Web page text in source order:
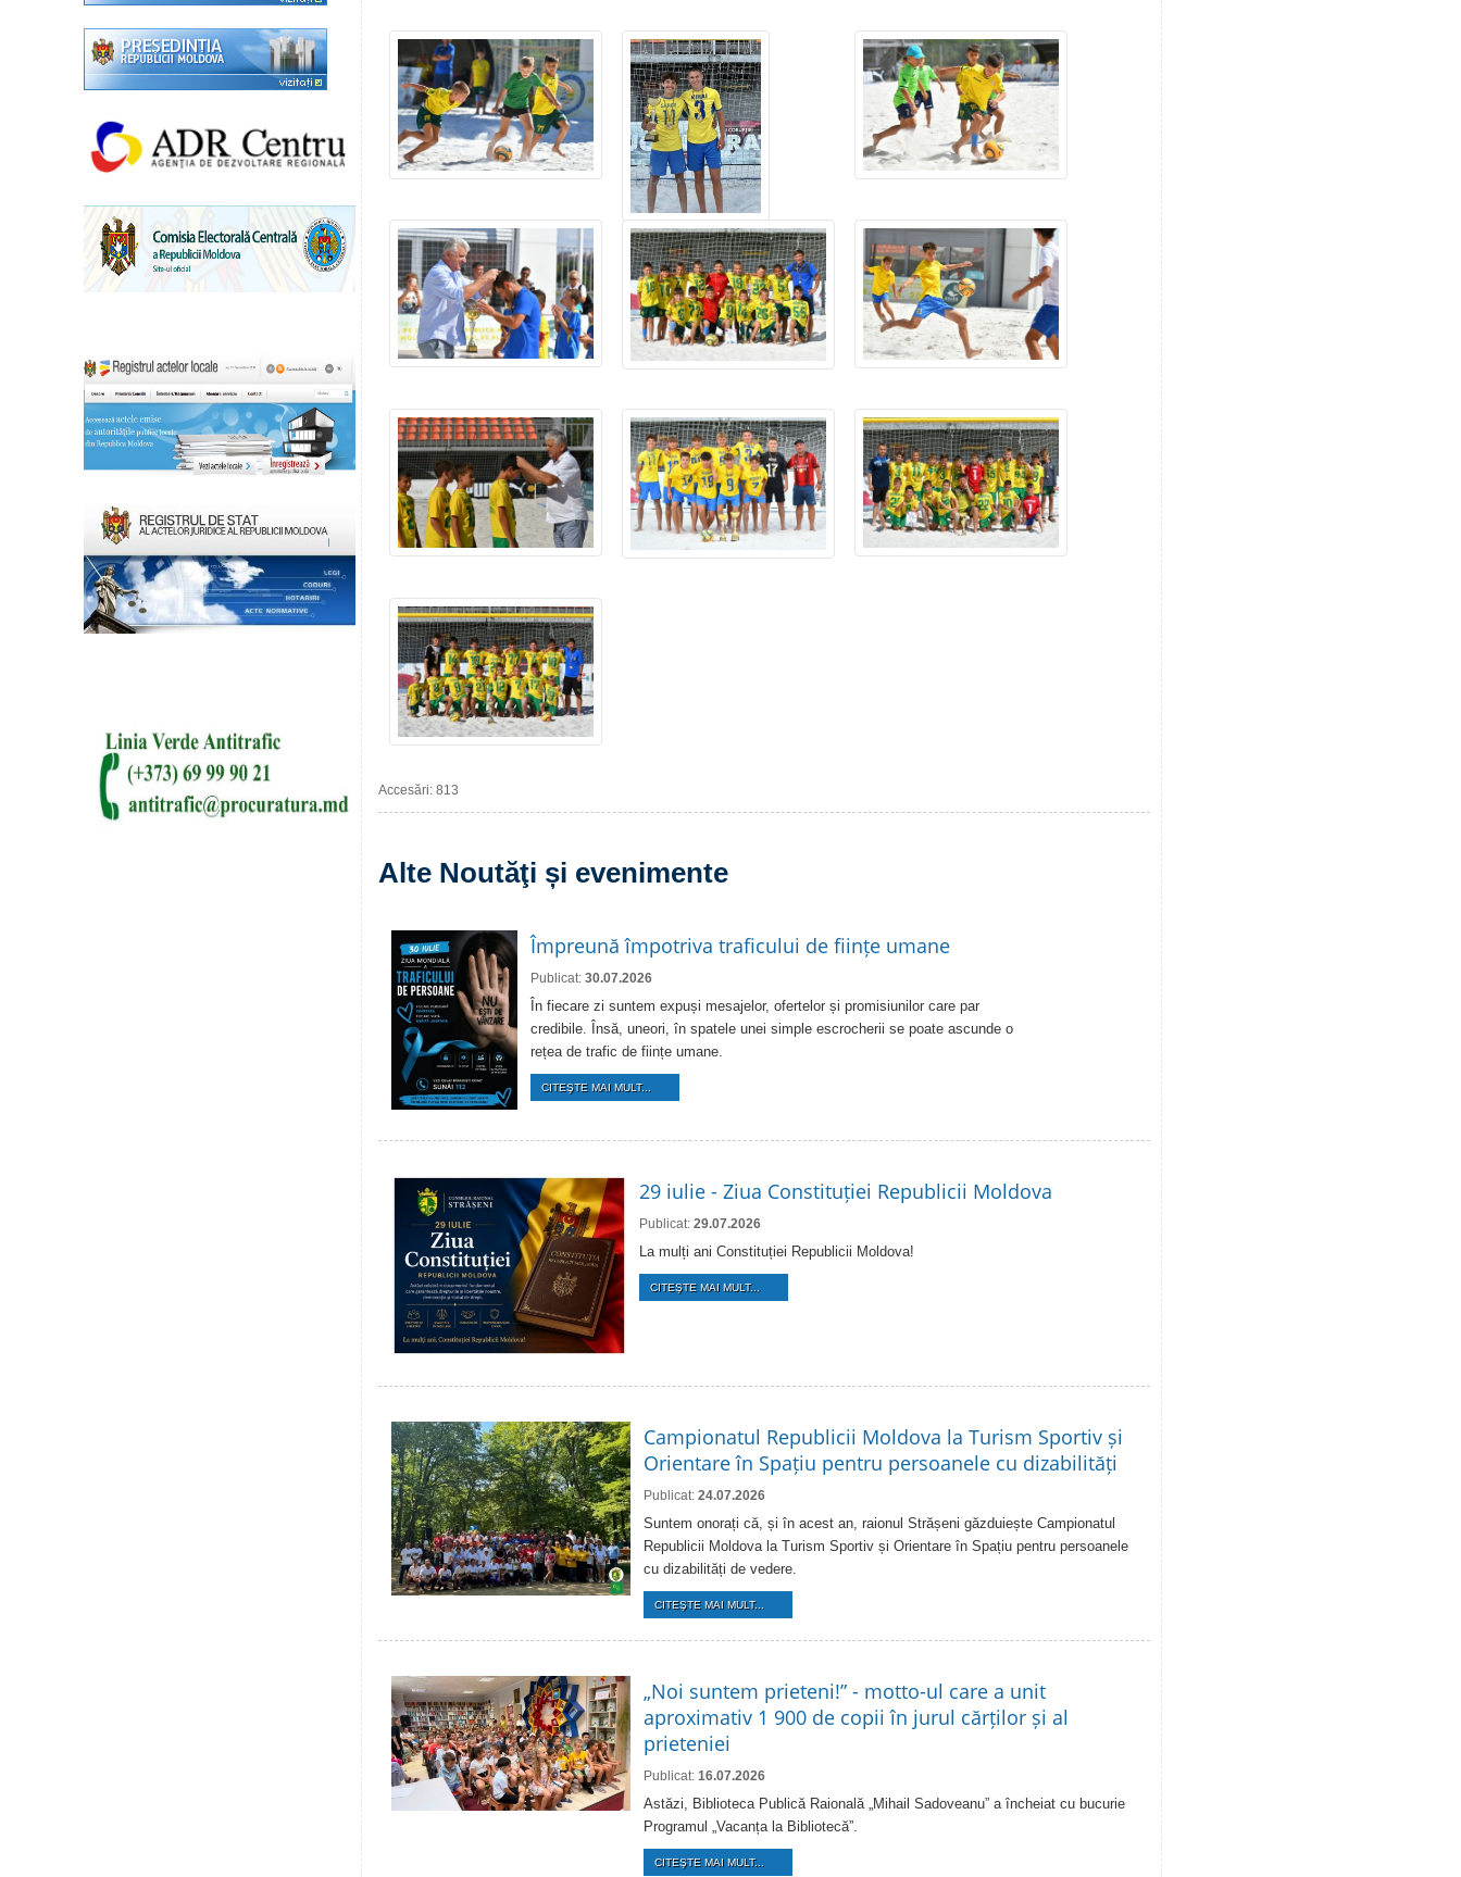
Accesări: 813
Alte Noutăţi și evenimente
Împreună împotriva traficului de ființe umane
Publicat:30.07.2026
În fiecare zi suntem expuși mesajelor, ofertelor și promisiunilor care par
credibile. Însă, uneori, în spatele unei simple escrocherii se poate ascunde o
rețea de trafic de ființe umane.
CITEŞTE MAI MULT...
29 iulie - Ziua Constituției Republicii Moldova
Publicat: 29.07.2026
La mulți ani Constituției Republicii Moldova!
CITEŞTE MAI MULT...
Campionatul Republicii Moldova la Turism Sportiv și
Orientare în Spațiu pentru persoanele cu dizabilități
Publicat: 24.07.2026
Suntem onorați că, și în acest an, raionul Strășeni găzduiește Campionatul
Republicii Moldova la Turism Sportiv și Orientare în Spațiu pentru persoanele
cu dizabilități de vedere.
CITEŞTE MAI MULT...
„Noi suntem prieteni!” - motto-ul care a unit
aproximativ 1 900 de copii în jurul cărților și al
prieteniei
Publicat: 16.07.2026
Astăzi, Biblioteca Publică Raională „Mihail Sadoveanu” a încheiat cu bucurie
Programul „Vacanța la Bibliotecă”.
CITEŞTE MAI MULT...